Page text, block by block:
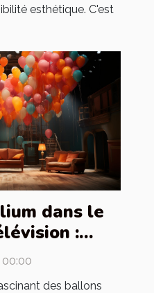
esthétique. C'est
dans le
:
de
00:00
des ballons